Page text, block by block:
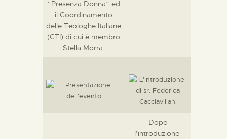
“Presenza Donna” ed
il Coordinamento
delle Teologhe Italiane
(CTI) di cui è membro
Stella Morra.
Dopo
l’introduzione-